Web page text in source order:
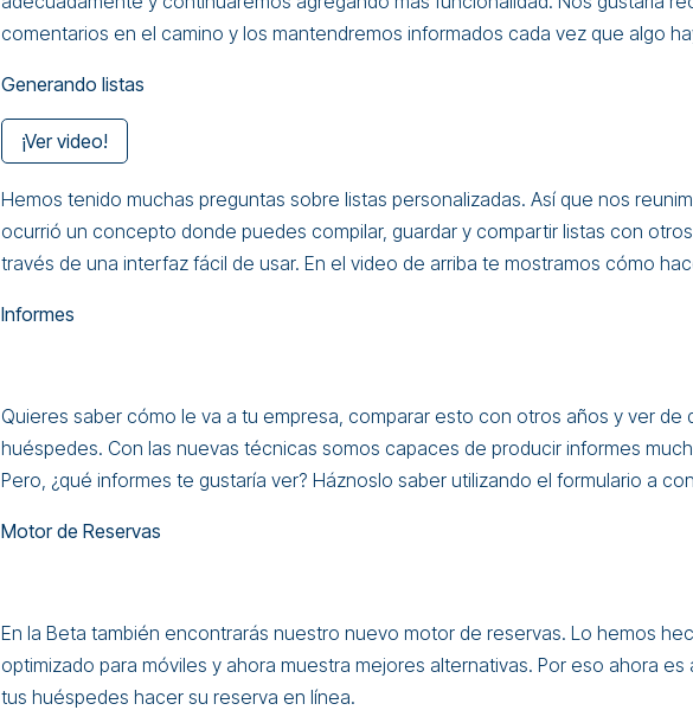
comentarios en el camino y los mantendremos informados cada vez que algo
Generando listas
¡Ver video!
Hemos tenido muchas preguntas sobre listas personalizadas. Así que nos
ocurrió un concepto donde puedes compilar, guardar y compartir listas con
través de una interfaz fácil de usar. En el video de arriba te mostramos cómo
Informes
Quieres saber cómo le va a tu empresa, comparar esto con otros años y ver de
huéspedes. Con las nuevas técnicas somos capaces de producir informes
Pero, ¿qué informes te gustaría ver? Háznoslo saber utilizando el formulario a
Motor de Reservas
En la Beta también encontrarás nuestro nuevo motor de reservas. Lo hemos
optimizado para móviles y ahora muestra mejores alternativas. Por eso ahora es
tus huéspedes hacer su reserva en línea.